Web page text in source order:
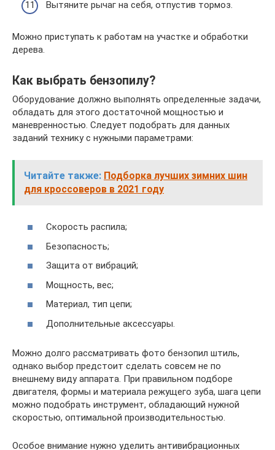
Вытяните рычаг на себя, отпустив тормоз.
Можно приступать к работам на участке и обработки
дерева.
Как выбрать бензопилу?
Оборудование должно выполнять определенные задачи,
обладать для этого достаточной мощностью и
маневренностью. Следует подобрать для данных
заданий технику с нужными параметрами:
Читайте также: Подборка лучших зимних шин
для кроссоверов в 2021 году
Скорость распила;
Безопасность;
Защита от вибраций;
Мощность, вес;
Материал, тип цепи;
Дополнительные аксессуары.
Можно долго рассматривать фото бензопил штиль,
однако выбор предстоит сделать совсем не по
внешнему виду аппарата. При правильном подборе
двигателя, формы и материала режущего зуба, шага цепи
можно подобрать инструмент, обладающий нужной
скоростью, оптимальной производительностью.
Особое внимание нужно уделить антивибрационных